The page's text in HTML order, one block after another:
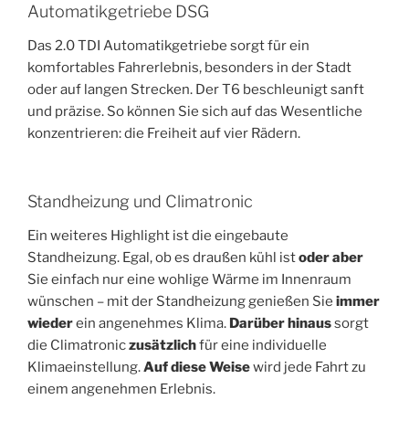
Automatikgetriebe DSG
Das 2.0 TDI Automatikgetriebe sorgt für ein
komfortables Fahrerlebnis, besonders in der Stadt
oder auf langen Strecken. Der T6 beschleunigt sanft
und präzise. So können Sie sich auf das Wesentliche
konzentrieren: die Freiheit auf vier Rädern.
Standheizung und Climatronic
Ein weiteres Highlight ist die eingebaute
Standheizung. Egal, ob es draußen kühl istoder aber
Sie einfach nur eine wohlige Wärme im Innenraum
wünschen – mit der Standheizung genießen Sie immer
wiederein angenehmes Klima. Darüber hinaussorgt
die Climatroniczusätzlichfür eine individuelle
Klimaeinstellung.Auf diese Weisewird jede Fahrt zu
einem angenehmen Erlebnis.